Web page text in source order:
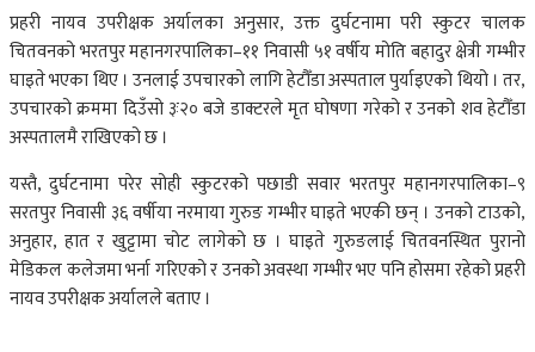
प्रहरी नायव उपरीक्षक अर्यालका अनुसार, उक्त दुर्घटनामा परी स्कुटर चालक
चितवनको भरतपुर महानगरपालिका–११ निवासी ५१ वर्षीय मोति बहादुर क्षेत्री गम्भीर
घाइते भएका थिए । उनलाई उपचारको लागि हेटौँडा अस्पताल पुर्याइएको थियो । तर,
उपचारको क्रममा दिउँसो ३ः२० बजे डाक्टरले मृत घोषणा गरेको र उनको शव हेटौँडा
अस्पतालमै राखिएको छ ।
यस्तै, दुर्घटनामा परेर सोही स्कुटरको पछाडी सवार भरतपुर महानगरपालिका–९
सरतपुर निवासी ३६ वर्षीया नरमाया गुरुङ गम्भीर घाइते भएकी छन् । उनको टाउको,
अनुहार, हात र खुट्टामा चोट लागेको छ । घाइते गुरुङलाई चितवनस्थित पुरानो
मेडिकल कलेजमा भर्ना गरिएको र उनको अवस्था गम्भीर भए पनि होसमा रहेको प्रहरी
नायव उपरीक्षक अर्यालले बताए ।